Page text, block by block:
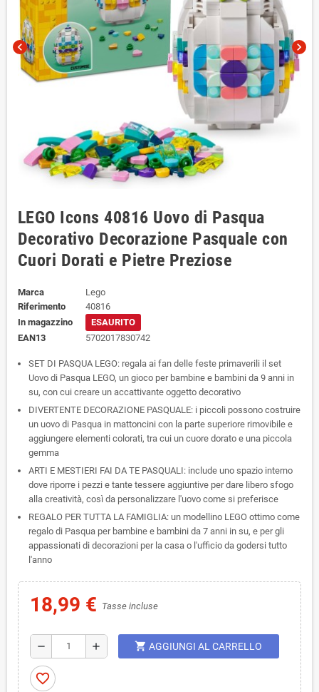
chevron_left chevron_right
LEGO Icons 40816 Uovo di Pasqua
Decorativo Decorazione Pasquale con
Cuori Dorati e Pietre Preziose
Marca
Lego
Riferimento
40816
In magazzino
ESAURITO
EAN13
5702017830742
SET DI PASQUA LEGO: regala ai fan delle feste primaverili il set
Uovo di Pasqua LEGO, un gioco per bambine e bambini da 9 anni in
su, con cui creare un accattivante oggetto decorativo
DIVERTENTE DECORAZIONE PASQUALE: i piccoli possono costruire
un uovo di Pasqua in mattoncini con la parte superiore rimovibile e
aggiungere elementi colorati, tra cui un cuore dorato e una piccola
gemma
ARTI E MESTIERI FAI DA TE PASQUALI: include uno spazio interno
dove riporre i pezzi e tante tessere aggiuntive per dare libero sfogo
alla creatività, così da personalizzare l'uovo come si preferisce
REGALO PER TUTTA LA FAMIGLIA: un modellino LEGO ottimo come
regalo di Pasqua per bambine e bambini da 7 anni in su, e per gli
appassionati di decorazioni per la casa o l'ufficio da godersi tutto
l'anno
18,99 € Tasse incluse
remove add shopping_cart AGGIUNGI AL CARRELLO
favorite_border